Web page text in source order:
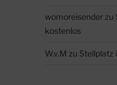
womoreisenderzu
kostenlos
W.v.M zu Stellplatz